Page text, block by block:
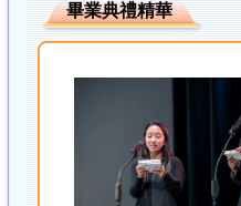
畢業典禮精華